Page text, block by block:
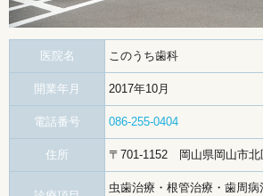
医院名 このうち歯科
開業年月 2017年10月
電話番号 086-255-0404
住所 〒701-1152 岡山県岡山市北
虫歯治療・根管治療・歯周